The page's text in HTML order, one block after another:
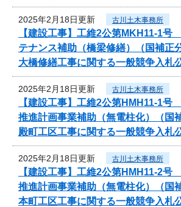
2025年2月18日更新 古川土木事務所
【建設工事】工維2公第MKH11-1
テナンス補助（橋梁修繕）（国補正
大橋修繕工事に関する一般競争入札
2025年2月18日更新 古川土木事務所
【建設工事】工維2公第HMH11-1
推進計画事業補助（無電柱化）（国
殿町工区工事に関する一般競争入札
2025年2月18日更新 古川土木事務所
【建設工事】工維2公第HMH11-2
推進計画事業補助（無電柱化）（国
本町工区工事に関する一般競争入札